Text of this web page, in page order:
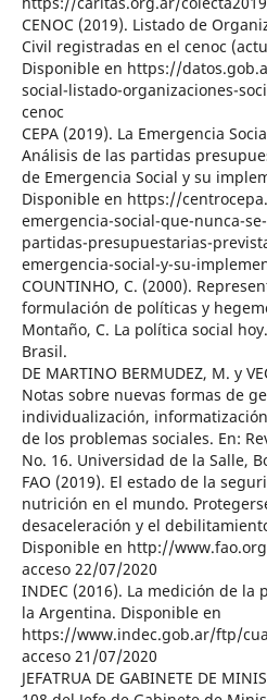
CENOC (2019). Listado de
Civil registradas en el cenoc
Disponible en https://
social-listado-organizaciones-
cenoc
CEPA (2019). La Emergencia
Análisis de las partidas
de Emergencia Social y su
Disponible en https://
emergencia-social-que-nunca-
partidas-presupuestarias-
emergencia-social-y-su-
COUNTINHO, C. (2000).
formulación de políticas y
Montaño, C. La política social
Brasil.
DE MARTINO BERMUDEZ, M. y
Notas sobre nuevas formas de
individualización,
de los problemas sociales. En:
No. 16. Universidad de la Salle,
FAO (2019). El estado de la
nutrición en el mundo.
desaceleración y el
Disponible en http://
acceso 22/07/2020
INDEC (2016). La medición de la
la Argentina. Disponible en
https://www.indec.gob.ar/ftp/
acceso 21/07/2020
JEFATRUA DE GABINETE DE